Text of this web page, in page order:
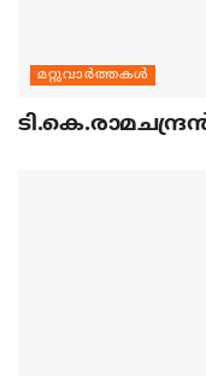
മറ്റുവാര്‍ത്തകള്‍